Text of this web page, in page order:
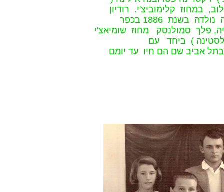
במחוז קלימוביצ'י. רודיון
נולד בשנת 1884 בכפר קוסאצ'בקה ויקטרינה נולדה בשנת 1886 בכפר
פלך סמולנסק מחוז שומיאצ'י
) ביחד עם
ובנו את ביתם בתל אביב שם הם חיו עד יומם